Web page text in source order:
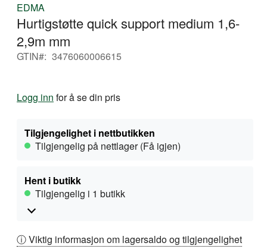
begynnelsen
bildegalleri
EDMA
Hurtigstøtte quick support medium 1,6-
2,9m mm
GTIN 3476060006615
Logg inn for å se din pris
Tilgjengelighet i nettbutikken
Tilgjengelig på nettlager (Få igjen)
Hent i butikk
Tilgjengelig i 1 butikk
ⓘ Viktig informasjon om lagersaldo og tilgjengelighet